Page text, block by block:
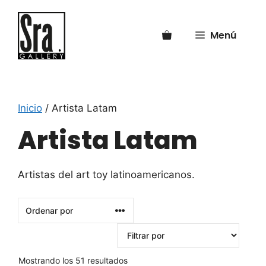
contenido
Menú
Inicio / Artista Latam
Artista Latam
Artistas del art toy latinoamericanos.
Mostrando los 51 resultados